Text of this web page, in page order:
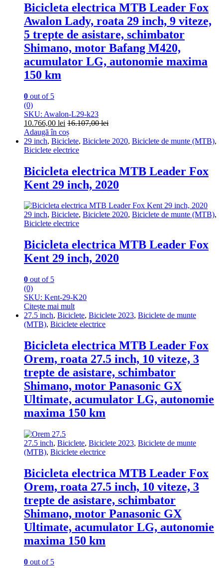
Bicicleta electrica MTB Leader Fox
Awalon Lady, roata 29 inch, 9 viteze,
5 trepte de asistare, schimbator
Shimano, motor Bafang M420,
acumulator LG, autonomie maxima
150 km
0 out of 5
(0)
SKU: Awalon-L29-k23
10.766,00 lei 16.107,00lei
Adaugă în coș
29 inch, Biciclete, Biciclete 2020, Biciclete de munte (MTB),
Biciclete electrice
Bicicleta electrica MTB Leader Fox
Kent 29 inch, 2020
29 inch, Biciclete, Biciclete 2020, Biciclete de munte (MTB),
Biciclete electrice
Bicicleta electrica MTB Leader Fox
Kent 29 inch, 2020
0 out of 5
(0)
SKU: Kent-29-K20
Citește mai mult
27.5 inch, Biciclete, Biciclete 2023, Biciclete de munte
(MTB), Biciclete electrice
Bicicleta electrica MTB Leader Fox
Orem, roata 27.5 inch, 10 viteze, 3
trepte de asistare, schimbator
Shimano, motor Panasonic GX
Ultimate, acumulator LG, autonomie
maxima 150 km
27.5 inch, Biciclete, Biciclete 2023, Biciclete de munte
(MTB), Biciclete electrice
Bicicleta electrica MTB Leader Fox
Orem, roata 27.5 inch, 10 viteze, 3
trepte de asistare, schimbator
Shimano, motor Panasonic GX
Ultimate, acumulator LG, autonomie
maxima 150 km
0 out of 5